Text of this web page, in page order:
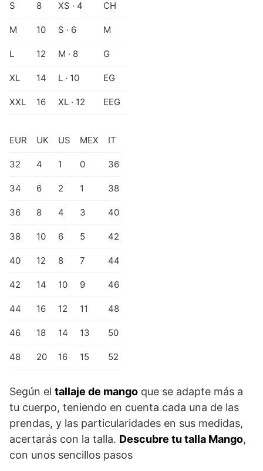
S 8 XS · 4 CH
M 10 S · 6 M
L 12 M · 8 G
XL 14 L · 10 EG
XXL 16 XL · 12 EEG
EUR UK US MEX IT
32 4 1 0 36
34 6 2 1 38
36 8 4 3 40
38 10 6 5 42
40 12 8 7 44
42 14 10 9 46
44 16 12 11 48
46 18 14 13 50
48 20 16 15 52
Según el tallaje de mango que se adapte más a
tu cuerpo, teniendo en cuenta cada una de las
prendas, y las particularidades en sus medidas,
acertarás con la talla. Descubre tu talla Mango,
con unos sencillos pasos